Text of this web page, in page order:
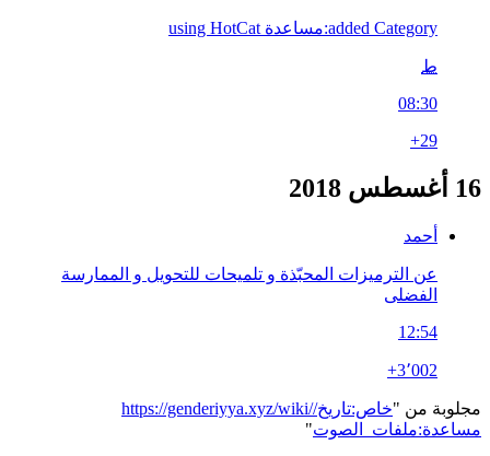
added Category:مساعدة using HotCat
ط
08:30
+29
16 أغسطس 2018
أحمد
عن الترميزات المحبّذة و تلميحات للتحويل و الممارسة
الفضلى
12:54
+3٬002
مجلوبة من "
https://genderiyya.xyz/wiki/خاص:تاريخ/
مساعدة:ملفات_الصوت"